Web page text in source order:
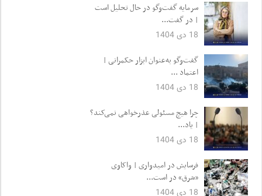
سرمایه گفت‌وگو در حال تحلیل است
| در گفت...
18 دی 1404
گفت‌وگو به‌عنوان ابزار حکمرانی |
اعتماد ...
18 دی 1404
چرا هیچ مسئولی عذرخواهی نمی‌کند؟
| یاد...
18 دی 1404
فرسایش در امیدواری | واکاوی
«شرق» در است...
18 دی 1404